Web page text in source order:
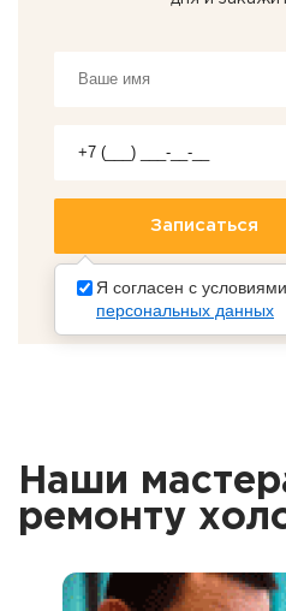
Наши
ремонту
Я согласен с условиями
персональных данных